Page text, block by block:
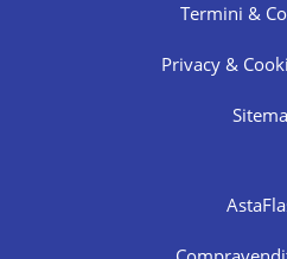
Termini &
Privacy &